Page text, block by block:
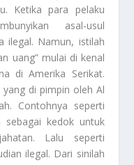
Ketika para pelaku
asal-usul
ilegal. Namun, istilah
uang” mulai di kenal
di Amerika Serikat.
di pimpin oleh Al
Contohnya seperti
sebagai kedok untuk
Lalu seperti
ilegal. Dari sinilah